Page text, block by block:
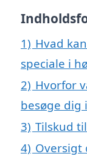
1) Hvad
speciale i
2) Hvorfor
besøge dig
3) Tilskud
4) Oversigt